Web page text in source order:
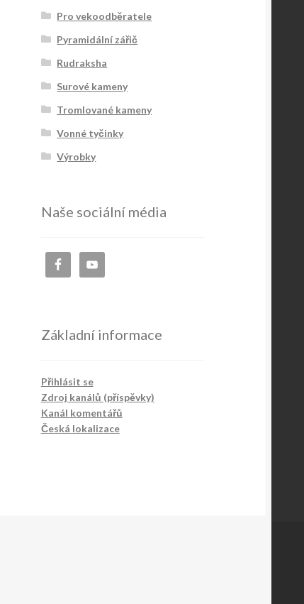
Pro vekoodběratele
Pyramidální zářič
Rudraksha
Surové kameny
Tromlované kameny
Vonné tyčinky
Výrobky
Naše sociální média
Základní informace
Přihlásit se
Zdroj kanálů (příspěvky)
Kanál komentářů
Česká lokalizace